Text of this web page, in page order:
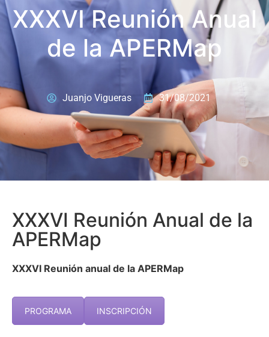
XXXVI Reunión Anual
de la APERMap
Juanjo Vigueras 31/08/2021
XXXVI Reunión Anual de la
APERMap
XXXVI Reunión anual de la APERMap
PROGRAMA INSCRIPCIÓN